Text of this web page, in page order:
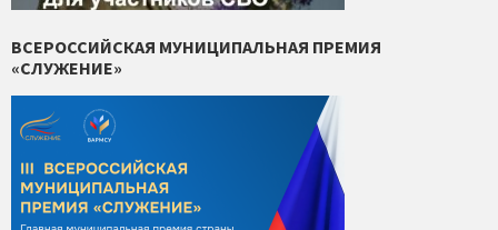
ВСЕРОССИЙСКАЯ МУНИЦИПАЛЬНАЯ ПРЕМИЯ
«СЛУЖЕНИЕ»